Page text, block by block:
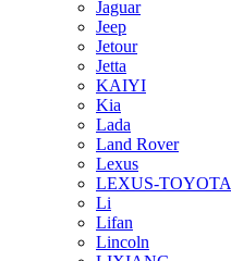
Jaguar
Jeep
Jetour
Jetta
KAIYI
Kia
Lada
Land Rover
Lexus
LEXUS-TOYOTA
Li
Lifan
Lincoln